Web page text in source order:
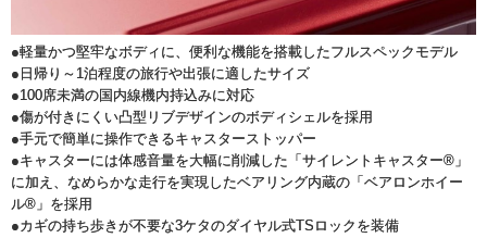
●軽量かつ堅牢なボディに、便利な機能を搭載したフルスペックモデル
●日帰り～1泊程度の旅行や出張に適したサイズ
●100席未満の国内線機内持込みに対応
●傷が付きにくい凸型リブデザインのボディシェルを採用
●手元で簡単に操作できるキャスターストッパー
●キャスターには体感音量を大幅に削減した「サイレントキャスター®」
に加え、なめらかな走行を実現したベアリング内蔵の「ベアロンホイー
ル®」を採用
●カギの持ち歩きが不要な3ケタのダイヤル式TSロックを装備